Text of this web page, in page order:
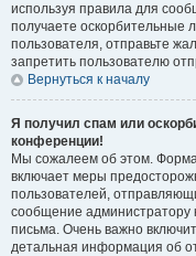
используя правила для
получаете оскорбительные
пользователя, отправьте
запретить пользователю
Вернуться к началу
Я получил спам или
конференции!
Мы сожалеем об этом.
включает меры
пользователей,
сообщение администратору
письма. Очень важно
детальная информация об